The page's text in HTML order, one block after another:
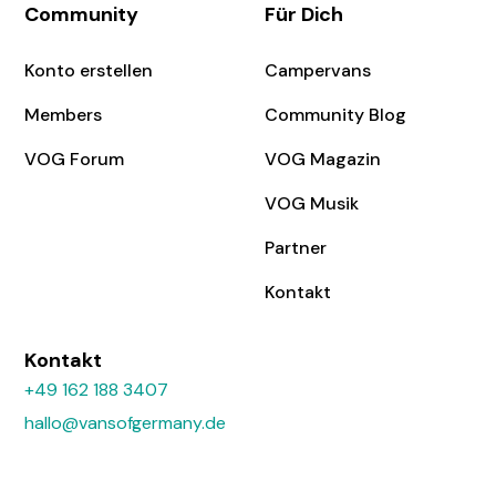
Community
Konto erstellen
Members
VOG Forum
Für Dich
Campervans
Community Blog
VOG Magazin
VOG Musik
Partner
Kontakt
Kontakt
+49 162 188 3407
hallo@vansofgermany.de